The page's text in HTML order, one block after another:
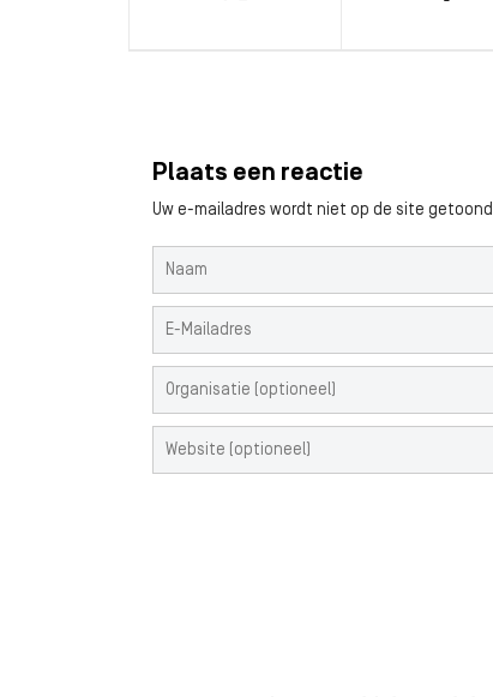
Plaats een reactie
Uw e-mailadres wordt niet op de site getoond